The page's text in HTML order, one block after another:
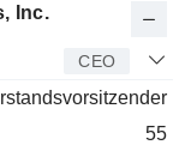
Inc.
CEO
55